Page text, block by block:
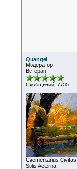
Quangel
Модератор
Ветеран
Сообщений: 7735
Сaementarius Civitas
Solis Aeterna